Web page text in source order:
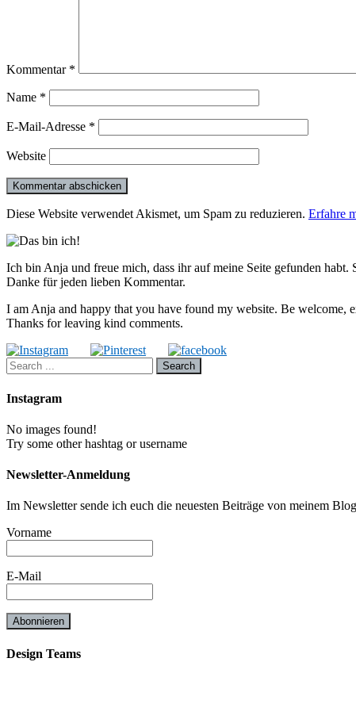
Kommentar *
Name *
E-Mail-Adresse *
Website
Diese Website verwendet Akismet, um Spam zu reduzieren. Erfahre
Ich bin Anja und freue mich, dass ihr auf meine Seite gefunden
Danke für jeden lieben Kommentar.
I am Anja and happy that you have found my website. Be welcome,
Thanks for leaving kind comments.
Instagram
No images found!
Try some other hashtag or username
Newsletter-Anmeldung
Im Newsletter sende ich euch die neuesten Beiträge von meinem
Vorname
E-Mail
Design Teams